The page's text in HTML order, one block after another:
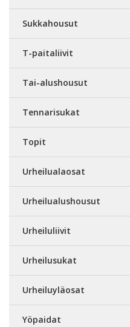
Sukkahousut
T-paitaliivit
Tai-alushousut
Tennarisukat
Topit
Urheilualaosat
Urheilualushousut
Urheiluliivit
Urheilusukat
Urheiluyläosat
Yöpaidat